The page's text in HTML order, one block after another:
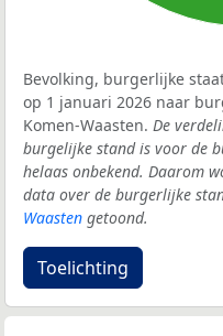
Bevolking, burgerlijke
op 1 januari 2026 naar
Komen-Waasten. De
burgelijke stand is voor de
helaas onbekend. Daarom
data over de burgerlijke
Waasten getoond.
Toelichting